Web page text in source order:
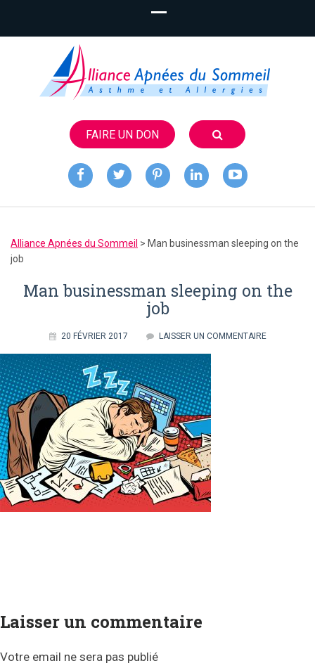
FAIRE UN DON
Alliance
Apnées du
Sommeil
Alliance Apnées du Sommeil > Man businessman sleeping on the
job
Man businessman sleeping on the
job
20 FÉVRIER 2017 LAISSER UN COMMENTAIRE
Laisser un commentaire
Votre email ne sera pas publié